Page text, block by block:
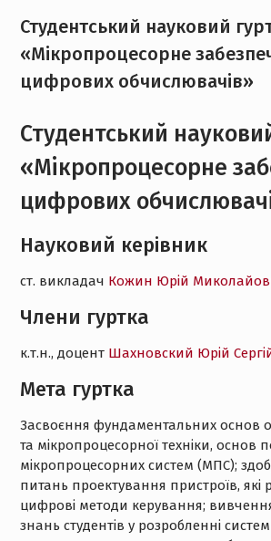
Студентський науковий
«Мікропроцесорне
цифрових обчислювачів»
Студентський
«Мікропроцесорне
цифрових
Науковий керівник
ст. викладач Кожин Юрій
Члени гуртка
к.т.н., доцент Шахновский Юрій
Мета гуртка
Засвоєння фундаментальних основ
та мікропроцесорної техніки, основ
мікропроцесорних систем (МПС);
питань проектування пристроїв, які
цифрові методи керування;
знань студентів у розробленні